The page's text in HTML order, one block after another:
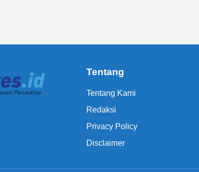
Tentang
Tentang Kami
Redaksi
Privacy Policy
Disclaimer